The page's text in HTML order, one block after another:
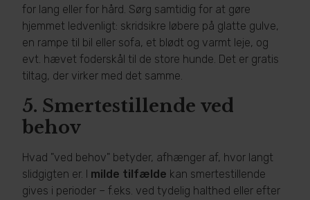
for lang eller for hård. Sørg samtidig for at gøre
hjemmet ledvenligt: skridsikre løbere på glatte gulve,
en rampe til bil eller sofa, et blødt og varmt leje, og
evt. hævet foderskål til de store hunde. Det er gratis
tiltag, der virker med det samme.
5. Smertestillende ved
behov
Hvad "ved behov" betyder, afhænger af, hvor langt
slidgigten er. I milde tilfælde kan smertestillende
gives i perioder – f.eks. ved tydelig halthed eller efter